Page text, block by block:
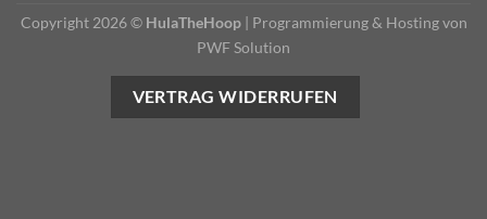
Copyright 2026 © HulaTheHoop| Programmierung & Hosting von
PWF Solution
VERTRAG WIDERRUFEN